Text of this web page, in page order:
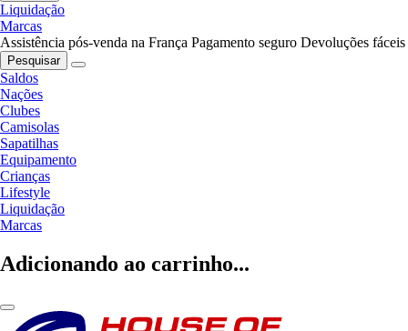
Liquidação
Marcas
Assistência pós-venda na França Pagamento seguro Devoluções fáceis
Pesquisar
Saldos
Nações
Clubes
Camisolas
Sapatilhas
Equipamento
Crianças
Lifestyle
Liquidação
Marcas
Adicionando ao carrinho...